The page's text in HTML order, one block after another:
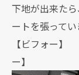
下地が出来た
ートを張ってい
【ビ
ー】